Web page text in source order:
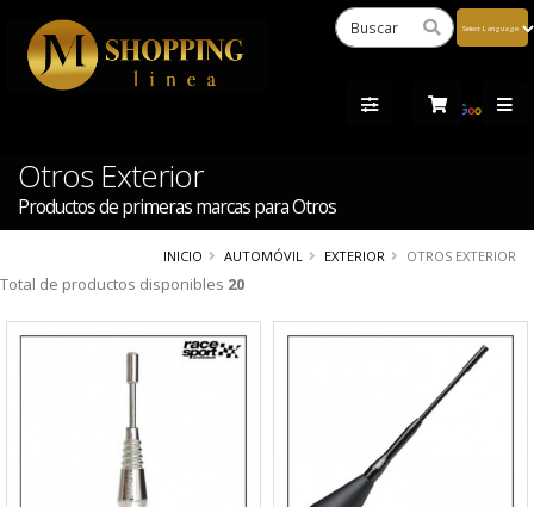
Otros Exterior
Productos de primeras marcas para Otros
INICIO AUTOMÓVIL EXTERIOR OTROS EXTERIOR
Total de productos disponibles 20